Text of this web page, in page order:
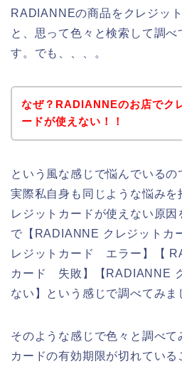
RADIANNEの商品をクレジッ
と、思って色々と検索して調べ
す。でも、、、。
なぜ？RADIANNEのお店でク
ードが使えない！！
という風な感じで悩んでいるの
実際私自身も同じような悩みを
レジットカードが使えない原因
で【RADIANNE クレジットカ
レジットカード エラー】【
カード 失敗】【RADIANNE
ない】という感じで調べてみま
そのような感じで色々と調べて
カードの有効期限が切れている